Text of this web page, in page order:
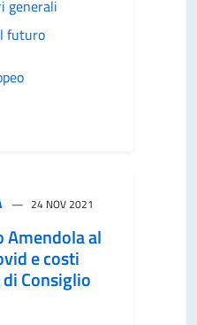
generali
futuro
24 NOV 2021
al
e costi
Consiglio